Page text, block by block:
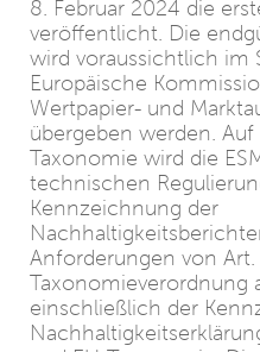
8. Februar 2024 die
veröffentlicht. Die
wird voraussichtlich im
Europäische
Wertpapier- und
übergeben werden.
Taxonomie wird die
technischen
Kennzeichnung der
Anforderungen von Art.
Taxonomieverordnung
einschließlich der